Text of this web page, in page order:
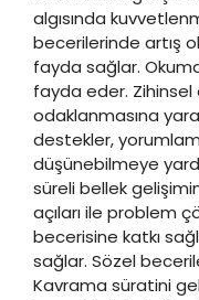
algısında
becerilerinde artış
fayda sağlar.
fayda eder. Zihinsel
odaklanmasına
destekler,
düşünebilmeye
süreli bellek
açıları ile problem
becerisine katkı
sağlar. Sözel
Kavrama süratini